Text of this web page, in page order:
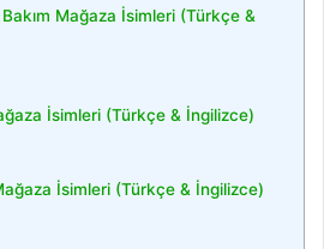
Mağaza İsimleri (Türkçe &
İsimleri (Türkçe & İngilizce)
İsimleri (Türkçe & İngilizce)